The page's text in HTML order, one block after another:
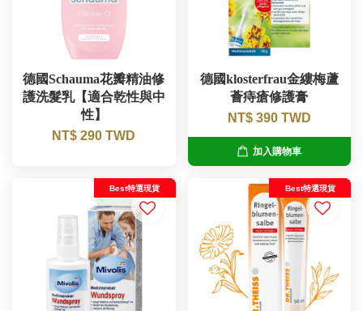
德國Schauma花瓣精油修
護洗髮乳【適合乾性與中
性】
NT$ 290 TWD
德國klosterfrau金縷梅蘆
薈痔瘡修護膏
NT$ 390 TWD
加入購物車
Best特選現貨 Best特選現貨